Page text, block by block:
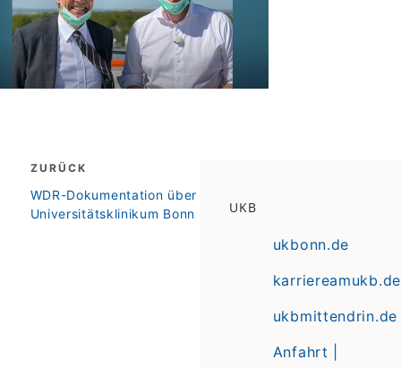
Beitragsnavigation
ZURÜCK
zurück
WDR-Dokumentation über
Universitätsklinikum Bonn
UKB
ukbonn.de
karriereamukb.de
ukbmittendrin.de
Anfahrt |